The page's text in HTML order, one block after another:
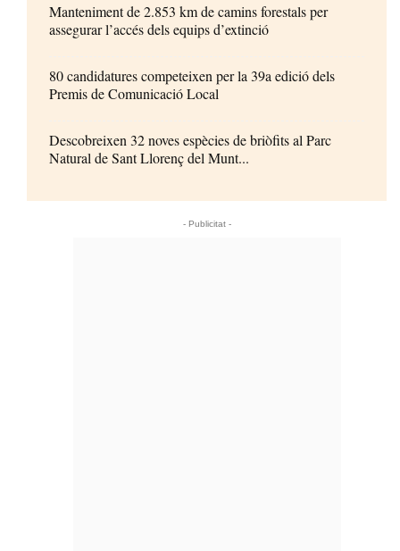
Manteniment de 2.853 km de camins forestals per
assegurar l’accés dels equips d’extinció
80 candidatures competeixen per la 39a edició dels
Premis de Comunicació Local
Descobreixen 32 noves espècies de briòfits al Parc
Natural de Sant Llorenç del Munt...
- Publicitat -